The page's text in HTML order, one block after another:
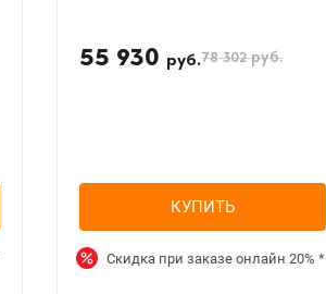
55 930 руб.78 302руб.
КУПИТЬ
Скидка при заказе онлайн 20% *